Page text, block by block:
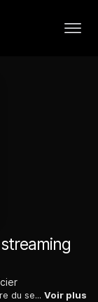
Alexa, une ex-flic à la retraite, se voit reprendre du service pour aider son ami Kieran à résoudre une enquête épineuse... Voir plus